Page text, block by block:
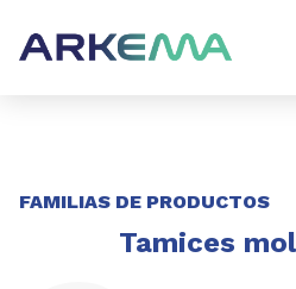
FAMILIAS DE PRODUCTOS
Tamices